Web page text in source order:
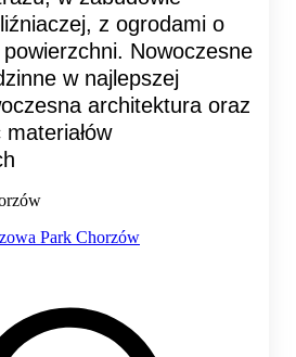
z ogrodami o
Nowoczesne
w najlepszej
architektura oraz
Park Chorzów